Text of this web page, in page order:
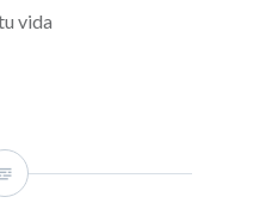
vida